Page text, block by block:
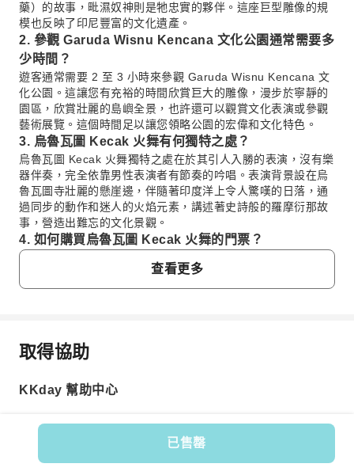
已售罄
藥）的故事，毗濕奴神則是牠忠實的夥伴。這座巨型雕像的規
模也反映了印尼豐富的文化遺產。
2. 參觀 Garuda Wisnu Kencana 文化公園通常需要多
少時間？
遊客通常需要 2 至 3 小時來參觀 Garuda Wisnu Kencana 文
化公園。這讓您有充裕的時間欣賞巨大的雕像，漫步於寧靜的
園區，欣賞壯麗的島嶼全景，也許還可以觀賞文化表演或參觀
藝術展覽。這個時間足以讓您領略公園的宏偉和文化特色。
3. 烏魯瓦圖 Kecak 火舞有何獨特之處？
烏魯瓦圖 Kecak 火舞獨特之處在於其引人入勝的表演，沒有樂
器伴奏，完全依靠男性表演者有節奏的吟唱。表演背景設在烏
魯瓦圖寺壯麗的懸崖邊，伴隨著印度洋上令人驚嘆的日落，通
過同步的動作和迷人的火焰元素，講述著史詩般的羅摩衍那故
事，營造出難忘的文化景觀。
4. 如何購買烏魯瓦圖 Kecak 火舞的門票？
您可以輕鬆地在網上提前預訂烏魯瓦圖 Kecak 火舞的門票，由
於需求量很大，強烈建議您這樣做。透過 KKday 預訂非常方
便，可以確保您的位置，而且經常包含無憂的酒店接送服務，
參加烏魯瓦圖 Kecak 火舞的最佳時間是日落前，通常在傍晚
這場精彩的表演。提早抵達可以確保您有好的觀賞位置，並有
參加烏魯瓦圖 Kecak 火舞時，建議穿著端莊舒適的服裝。由於
查看更多
常見問題
1. Garuda Wisnu Kencana 雕像的歷史意義是什
Garuda Wisnu Kencana 雕像描繪了毗濕奴神騎著神話中
的神鳥迦樓羅，象徵著忠誠、犧牲和精神力量。它代表著
印度教史詩中，迦樓羅為了讓母親擺脫奴役而尋找不死甘
取得協助
KKday 幫助中心
商品編號: 261973